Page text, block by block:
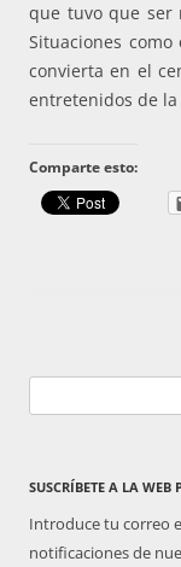
que tuvo que ser
Situaciones
convierta en el
entretenidos de la
Comparte esto:
SUSCRÍBETE A LA WEB
Introduce tu correo
notificaciones de